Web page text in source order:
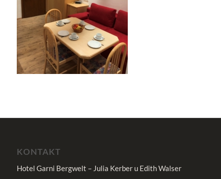
KONTAKT
Hotel Garni Bergwelt – Julia Kerber u Edith Walser